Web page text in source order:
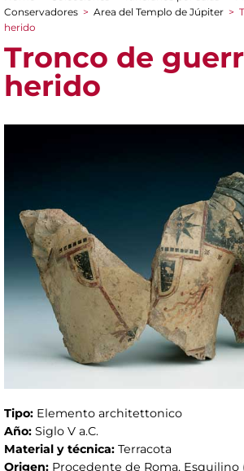
You are here
Conservadores > Area del Templo de Júpiter >
herido
Tronco de
herido
Tipo: Elemento architettonico
Año: Siglo V a.C.
Material y técnica: Terracota
Origen: Procedente de Roma, Esquilino